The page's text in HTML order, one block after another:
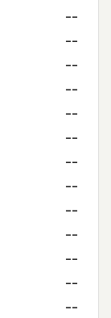
--
--
--
--
--
--
--
--
--
--
--
--
--